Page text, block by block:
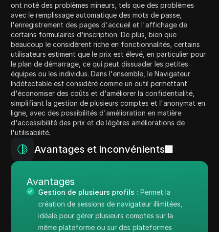
ont noté des problèmes mineurs, tels que des problèmes
avec le remplissage automatique des mots de passe,
l'enregistrement des pages d'accueil et l'affichage de
certains formulaires d'inscription. De plus, bien que
beaucoup le considèrent riche en fonctionnalités, certains
utilisateurs estiment que le prix est élevé, en particulier pour
le plan de démarrage, ce qui peut dissuader les petites
équipes ou les individus. Dans l'ensemble, le Navigateur
Indétectable est considéré comme un outil permettant
d'économiser des coûts et d'améliorer la confidentialité,
simplifiant la gestion de plusieurs comptes et l'anonymat en
ligne, avec des possibilités d'amélioration en matière
d'accessibilité des prix et de légères améliorations de
l'utilisabilité.
Avantages et inconvénients
Avantages
Gestion de plusieurs profils : Permet la
création de sessions de navigateur illimitées,
idéale pour gérer plusieurs comptes sur la
même plateforme ou sur des plateformes